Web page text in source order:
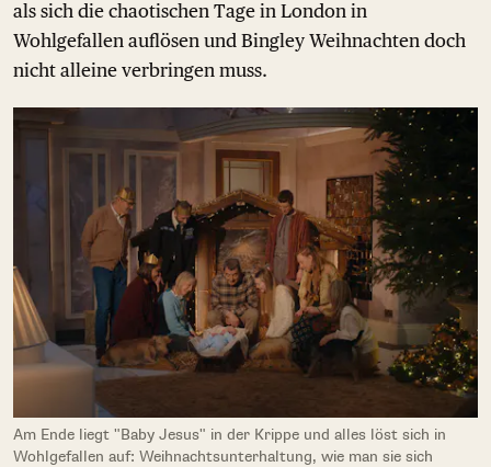
als sich die chaotischen Tage in London in
Wohlgefallen auflösen und Bingley Weihnachten doch
nicht alleine verbringen muss.
Am Ende liegt "Baby Jesus" in der Krippe und alles löst sich in
Wohlgefallen auf: Weihnachtsunterhaltung, wie man sie sich